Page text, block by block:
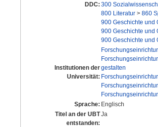
DDC: 300
800 Literatur > 860
900 Geschichte und
900 Geschichte und
900 Geschichte und
Institutionen der
Universität:
gestalten
Sprache: Englisch
Titel an der UBT
entstanden:
Ja